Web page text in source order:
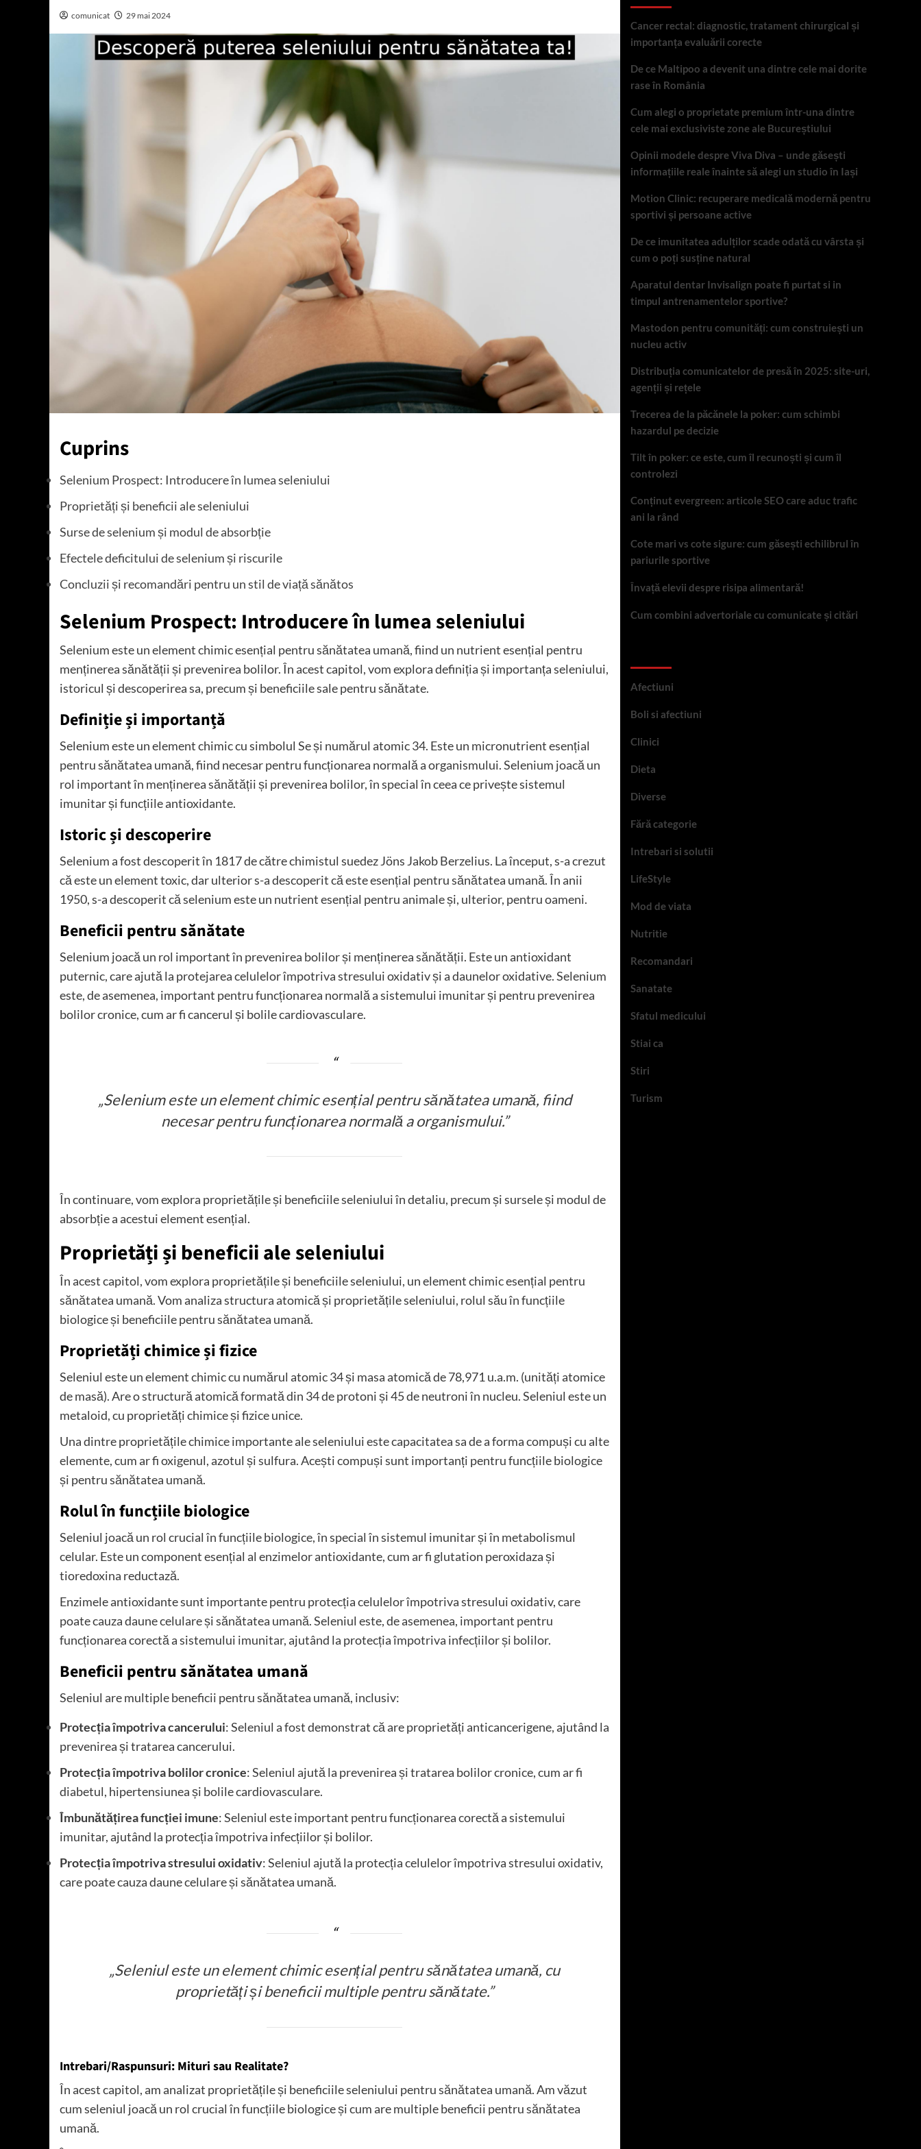
comunicat 29 mai 2024
Cuprins
Selenium Prospect: Introducere în lumea seleniului
Proprietăți și beneficii ale seleniului
Surse de selenium și modul de absorbție
Efectele deficitului de selenium și riscurile
Concluzii și recomandări pentru un stil de viață sănătos
Selenium Prospect: Introducere în lumea seleniului
Selenium este un element chimic esențial pentru sănătatea umană, fiind un nutrient esențial pentru
menținerea sănătății și prevenirea bolilor. În acest capitol, vom explora definiția și importanța seleniului,
istoricul și descoperirea sa, precum și beneficiile sale pentru sănătate.
Definiție și importanță
Selenium este un element chimic cu simbolul Se și numărul atomic 34. Este un micronutrient esențial
pentru sănătatea umană, fiind necesar pentru funcționarea normală a organismului. Selenium joacă un
rol important în menținerea sănătății și prevenirea bolilor, în special în ceea ce privește sistemul
imunitar și funcțiile antioxidante.
Istoric și descoperire
Selenium a fost descoperit în 1817 de către chimistul suedez Jöns Jakob Berzelius. La început, s-a crezut
că este un element toxic, dar ulterior s-a descoperit că este esențial pentru sănătatea umană. În anii
1950, s-a descoperit că selenium este un nutrient esențial pentru animale și, ulterior, pentru oameni.
Beneficii pentru sănătate
Selenium joacă un rol important în prevenirea bolilor și menținerea sănătății. Este un antioxidant
puternic, care ajută la protejarea celulelor împotriva stresului oxidativ și a daunelor oxidative. Selenium
este, de asemenea, important pentru funcționarea normală a sistemului imunitar și pentru prevenirea
bolilor cronice, cum ar fi cancerul și bolile cardiovasculare.
„Selenium este un element chimic esențial pentru sănătatea umană, fiind
necesar pentru funcționarea normală a organismului.”
În continuare, vom explora proprietățile și beneficiile seleniului în detaliu, precum și sursele și modul de
absorbție a acestui element esențial.
Proprietăți și beneficii ale seleniului
În acest capitol, vom explora proprietățile și beneficiile seleniului, un element chimic esențial pentru
sănătatea umană. Vom analiza structura atomică și proprietățile seleniului, rolul său în funcțiile
biologice și beneficiile pentru sănătatea umană.
Proprietăți chimice și fizice
Seleniul este un element chimic cu numărul atomic 34 și masa atomică de 78,971 u.a.m. (unități atomice
de masă). Are o structură atomică formată din 34 de protoni și 45 de neutroni în nucleu. Seleniul este un
metaloid, cu proprietăți chimice și fizice unice.
Una dintre proprietățile chimice importante ale seleniului este capacitatea sa de a forma compuși cu alte
elemente, cum ar fi oxigenul, azotul și sulfura. Acești compuși sunt importanți pentru funcțiile biologice
și pentru sănătatea umană.
Rolul în funcțiile biologice
Seleniul joacă un rol crucial în funcțiile biologice, în special în sistemul imunitar și în metabolismul
celular. Este un component esențial al enzimelor antioxidante, cum ar fi glutation peroxidaza și
tioredoxina reductază.
Enzimele antioxidante sunt importante pentru protecția celulelor împotriva stresului oxidativ, care
poate cauza daune celulare și sănătatea umană. Seleniul este, de asemenea, important pentru
funcționarea corectă a sistemului imunitar, ajutând la protecția împotriva infecțiilor și bolilor.
Beneficii pentru sănătatea umană
Seleniul are multiple beneficii pentru sănătatea umană, inclusiv:
Protecția împotriva cancerului: Seleniul a fost demonstrat că are proprietăți anticancerigene, ajutând la
prevenirea și tratarea cancerului.
Protecția împotriva bolilor cronice: Seleniul ajută la prevenirea și tratarea bolilor cronice, cum ar fi
diabetul, hipertensiunea și bolile cardiovasculare.
Îmbunătățirea funcției imune: Seleniul este important pentru funcționarea corectă a sistemului
imunitar, ajutând la protecția împotriva infecțiilor și bolilor.
Protecția împotriva stresului oxidativ: Seleniul ajută la protecția celulelor împotriva stresului oxidativ,
care poate cauza daune celulare și sănătatea umană.
„Seleniul este un element chimic esențial pentru sănătatea umană, cu
proprietăți și beneficii multiple pentru sănătate.”
Intrebari/Raspunsuri: Mituri sau Realitate?
În acest capitol, am analizat proprietățile și beneficiile seleniului pentru sănătatea umană. Am văzut
cum seleniul joacă un rol crucial în funcțiile biologice și cum are multiple beneficii pentru sănătatea
umană.
Cancer rectal: diagnostic, tratament chirurgical și
importanța evaluării corecte
De ce Maltipoo a devenit una dintre cele mai dorite
rase în România
Cum alegi o proprietate premium într-una dintre
cele mai exclusiviste zone ale Bucureștiului
Opinii modele despre Viva Diva – unde găsești
informațiile reale înainte să alegi un studio în Iași
Motion Clinic: recuperare medicală modernă pentru
sportivi și persoane active
De ce imunitatea adulților scade odată cu vârsta și
cum o poți susține natural
Aparatul dentar Invisalign poate fi purtat si in
timpul antrenamentelor sportive?
Mastodon pentru comunități: cum construiești un
nucleu activ
Distribuția comunicatelor de presă în 2025: site-uri,
agenții și rețele
Trecerea de la păcănele la poker: cum schimbi
hazardul pe decizie
Tilt în poker: ce este, cum îl recunoști și cum îl
controlezi
Conținut evergreen: articole SEO care aduc trafic
ani la rând
Cote mari vs cote sigure: cum găsești echilibrul în
pariurile sportive
Învață elevii despre risipa alimentară!
Cum combini advertoriale cu comunicate și citări
Afectiuni
Boli si afectiuni
Clinici
Dieta
Diverse
Fără categorie
Intrebari si solutii
LifeStyle
Mod de viata
Nutritie
Recomandari
Sanatate
Sfatul medicului
Stiai ca
Stiri
Turism